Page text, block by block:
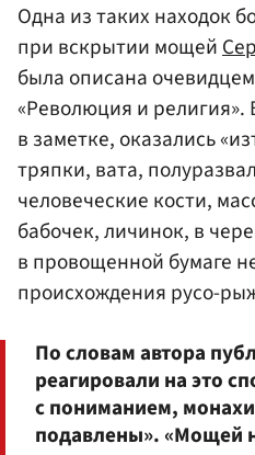
Одна из таких находок
при вскрытии мощей
была описана
«Революция и религия».
в заметке, оказались
тряпки, вата,
человеческие кости,
бабочек, личинок, в
в провощенной бумаге
происхождения русо-
По словам автора
реагировали на это
с пониманием,
подавлены». «Мощей